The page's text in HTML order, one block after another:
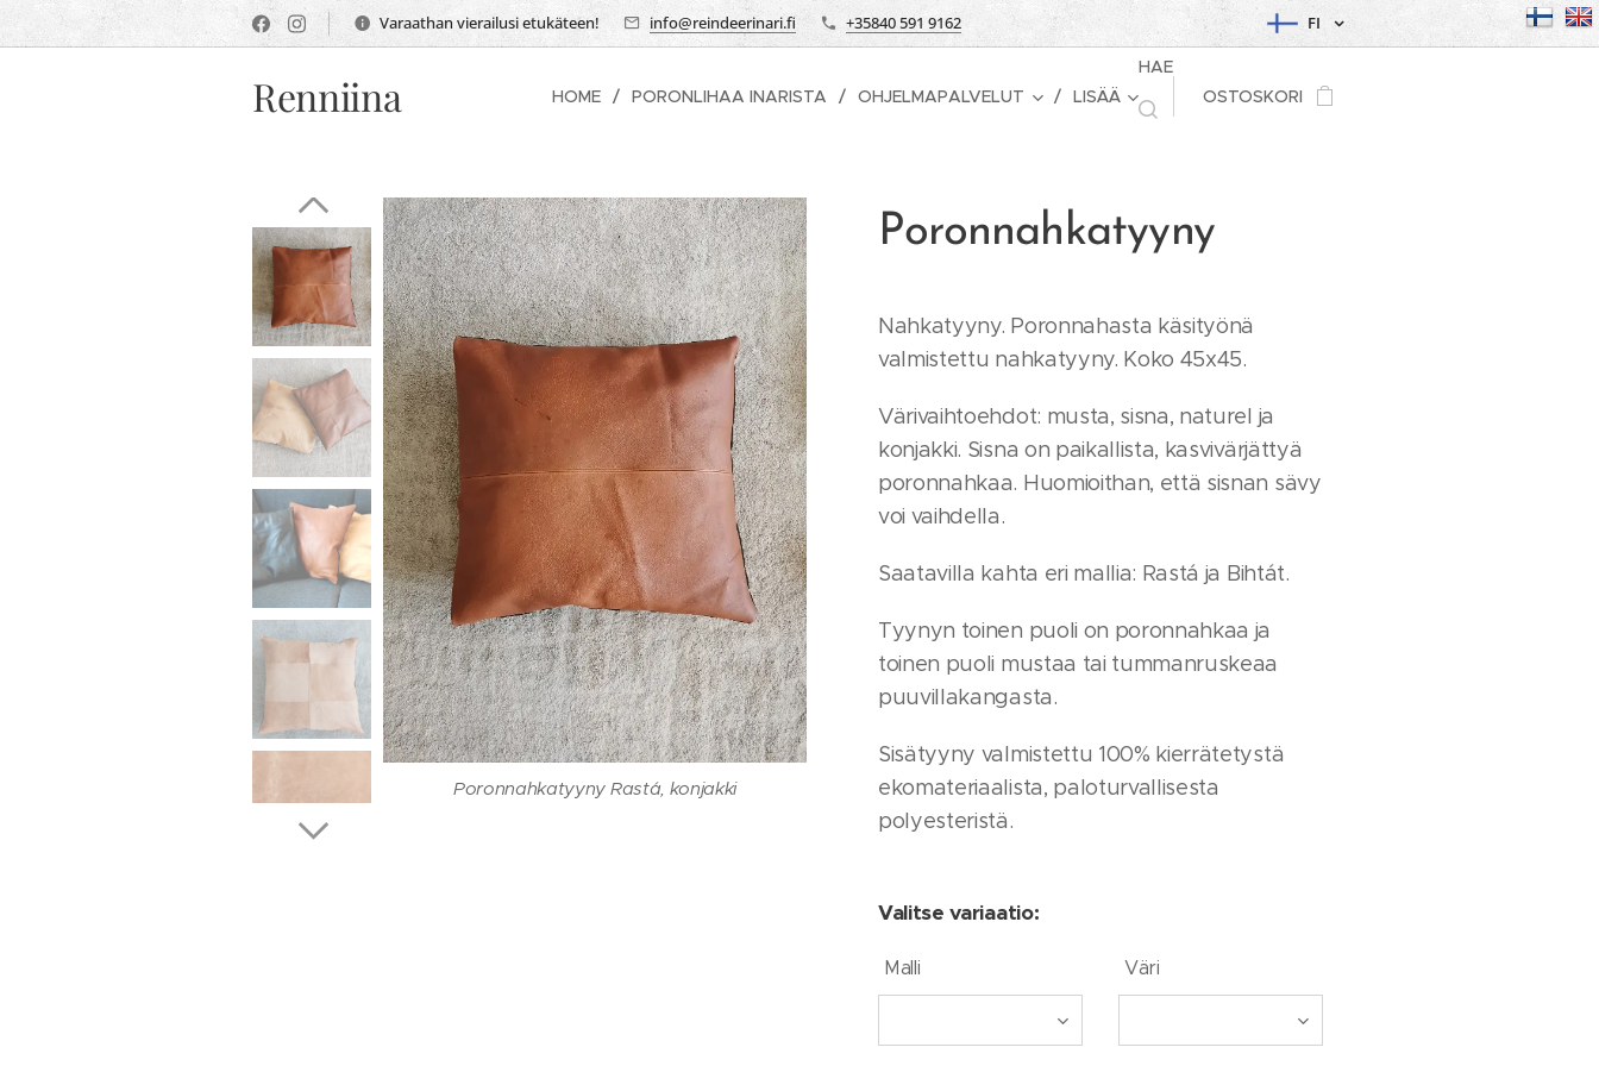
Varaathan vierailusi etukäteen! info@reindeerinari.fi +35840 591 9162 FI
Renniina HOME PORONLIHAA INARISTA OHJELMAPALVELUT LISÄÄ
HAE
OSTOSKORI
Poronnahkatyyny
Poronnahkatyyny Rastá, konjakki
Poronnahkatyyny Rastá, sisna ja konjakki
Poronnahkatyyny Ruvttot, musta sekä Rastá,
konjakki ja sisna
Naturel, kasvivärjätty poronnahka
Bihtát poronnahkatyyny, konjakki
Nahkatyyny. Poronnahasta käsityönä
valmistettu nahkatyyny. Koko 45x45.
Värivaihtoehdot: musta, sisna, naturel ja
konjakki. Sisna on paikallista, kasvivärjättyä
poronnahkaa. Huomioithan, että sisnan sävy
voi vaihdella.
Saatavilla kahta eri mallia: Rastá ja Bihtát.
Tyynyn toinen puoli on poronnahkaa ja
toinen puoli mustaa tai tummanruskeaa
puuvillakangasta.
Sisätyyny valmistettu 100% kierrätetystä
ekomateriaalista, paloturvallisesta
polyesteristä.
Valitse variaatio:
Malli Väri